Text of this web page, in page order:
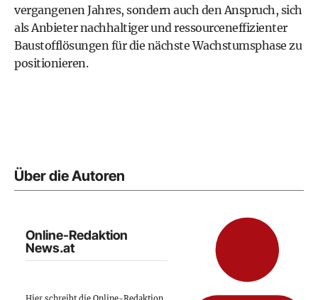
vergangenen Jahres, sondern auch den Anspruch, sich
als Anbieter nachhaltiger und ressourceneffizienter
Baustofflösungen für die nächste Wachstumsphase zu
positionieren.
Über die Autoren
Online-Redaktion
News.at